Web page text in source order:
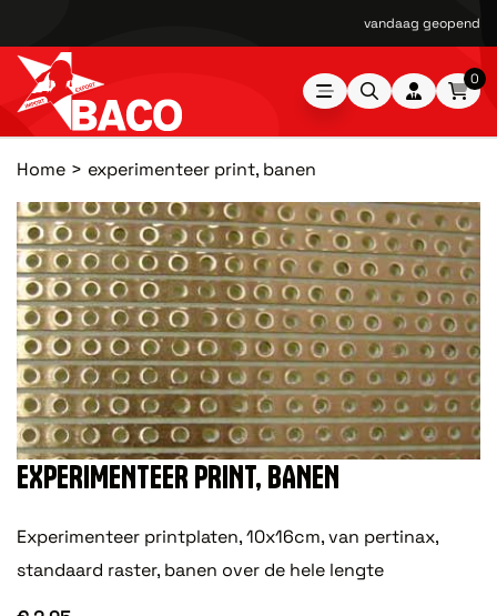
vandaag geopend
0
Home experimenteer print, banen
EXPERIMENTEER PRINT, BANEN
Experimenteer printplaten, 10x16cm, van pertinax,
standaard raster, banen over de hele lengte